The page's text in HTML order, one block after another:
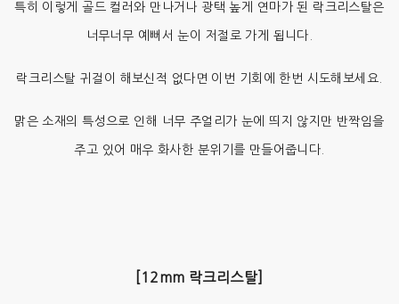
특히 이렇게 골드 컬러와 만나거나 광택 높게 연마가 된 락크리스탈은
너무너무 예뻐서 눈이 저절로 가게 됩니다.
락크리스탈 귀걸이 해보신적 없다면 이번 기회에 한번 시도해보세요.
맑은 소재의 특성으로 인해 너무 주얼리가 눈에 띄지 않지만 반짝임을
주고 있어 매우 화사한 분위기를 만들어줍니다.
[12mm 락크리스탈]